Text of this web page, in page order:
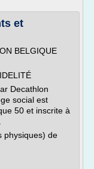
et
BELGIQUE
Decathlon
social est
50 et inscrite à
physiques) de